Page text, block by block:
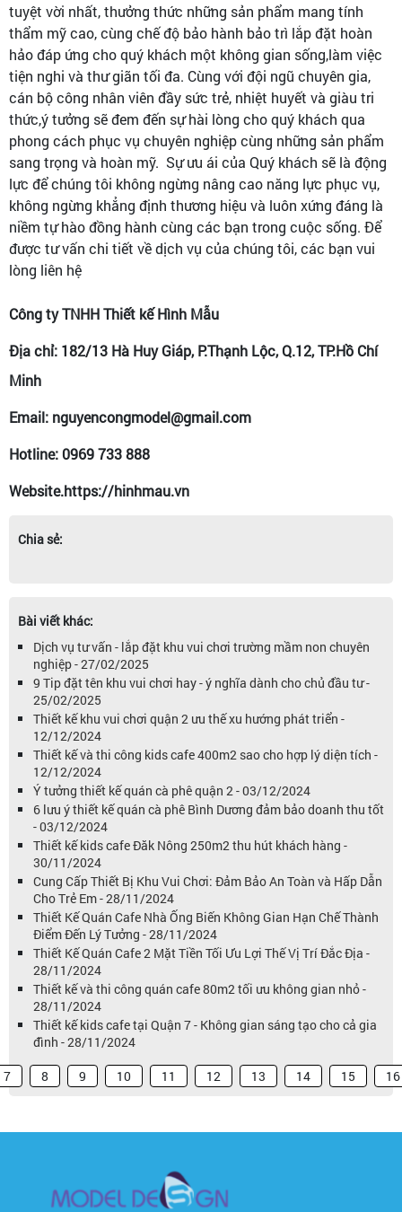
tuyệt vời nhất, thưởng thức những sản phẩm mang tính
thẩm mỹ cao, cùng chế độ bảo hành bảo trì lắp đặt hoàn
hảo đáp ứng cho quý khách một không gian sống,làm việc
tiện nghi và thư giãn tối đa. Cùng với đội ngũ chuyên gia,
cán bộ công nhân viên đầy sức trẻ, nhiệt huyết và giàu tri
thức,ý tưởng sẽ đem đến sự hài lòng cho quý khách qua
phong cách phục vụ chuyên nghiệp cùng những sản phẩm
sang trọng và hoàn mỹ. Sự ưu ái của Quý khách sẽ là động
lực để chúng tôi không ngừng nâng cao năng lực phục vụ,
không ngừng khẳng định thương hiệu và luôn xứng đáng là
niềm tự hào đồng hành cùng các bạn trong cuộc sống. Để
được tư vấn chi tiết về dịch vụ của chúng tôi, các bạn vui
lòng liên hệ
Công ty TNHH Thiết kế Hình Mẫu
Địa chỉ: 182/13 Hà Huy Giáp, P.Thạnh Lộc, Q.12, TP.Hồ Chí
Minh
Email: nguyencongmodel@gmail.com
Hotline: 0969 733 888
Website.https://hinhmau.vn
Chia sẻ:
Bài viết khác:
Dịch vụ tư vấn - lắp đặt khu vui chơi trường mầm non chuyên
nghiệp - 27/02/2025
9 Tip đặt tên khu vui chơi hay - ý nghĩa dành cho chủ đầu tư -
25/02/2025
Thiết kế khu vui chơi quận 2 ưu thế xu hướng phát triển -
12/12/2024
Thiết kế và thi công kids cafe 400m2 sao cho hợp lý diện tích -
12/12/2024
Ý tưởng thiết kế quán cà phê quận 2 - 03/12/2024
6 lưu ý thiết kế quán cà phê Bình Dương đảm bảo doanh thu tốt
- 03/12/2024
Thiết kế kids cafe Đăk Nông 250m2 thu hút khách hàng -
30/11/2024
Cung Cấp Thiết Bị Khu Vui Chơi: Đảm Bảo An Toàn và Hấp Dẫn
Cho Trẻ Em - 28/11/2024
Thiết Kế Quán Cafe Nhà Ống Biến Không Gian Hạn Chế Thành
Điểm Đến Lý Tưởng - 28/11/2024
Thiết Kế Quán Cafe 2 Mặt Tiền Tối Ưu Lợi Thế Vị Trí Đắc Địa -
28/11/2024
Thiết kế và thi công quán cafe 80m2 tối ưu không gian nhỏ -
28/11/2024
Thiết kế kids cafe tại Quận 7 - Không gian sáng tạo cho cả gia
đình - 28/11/2024
7 8 9 10 11 12 13 14 15 16